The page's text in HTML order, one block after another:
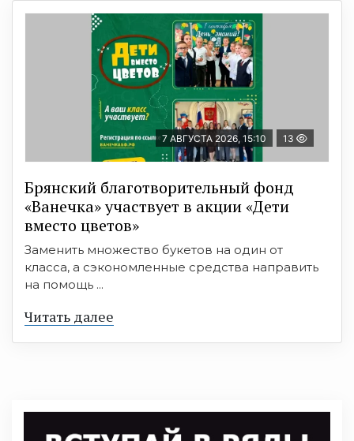
7 АВГУСТА 2026, 15:10 13
Брянский благотворительный фонд
«Ванечка» участвует в акции «Дети
вместо цветов»
Заменить множество букетов на один от
класса, а сэкономленные средства направить
на помощь ...
Читать далее